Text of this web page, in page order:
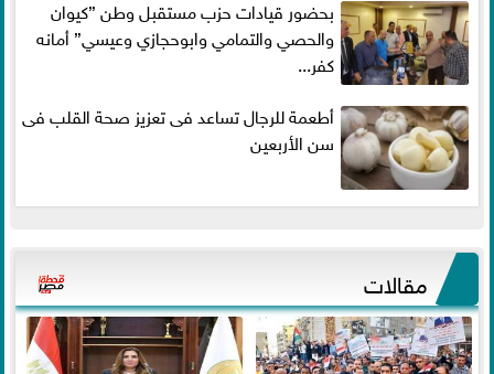
بحضور قيادات حزب مستقبل وطن ”كيوان
والحصي والتمامي وابوحجازي وعيسي” أمانه
كفر...
أطعمة للرجال تساعد فى تعزيز صحة القلب فى
سن الأربعين
مقالات